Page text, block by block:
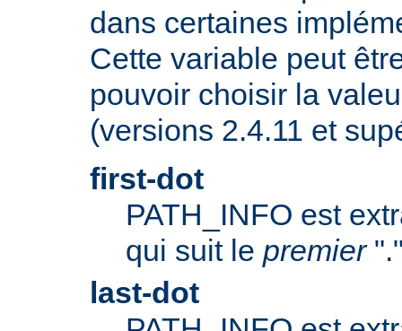
dans certaines
Cette variable peut
pouvoir choisir la
(versions 2.4.11 et
first-dot
PATH_INFO est
qui suit le premier
last-dot